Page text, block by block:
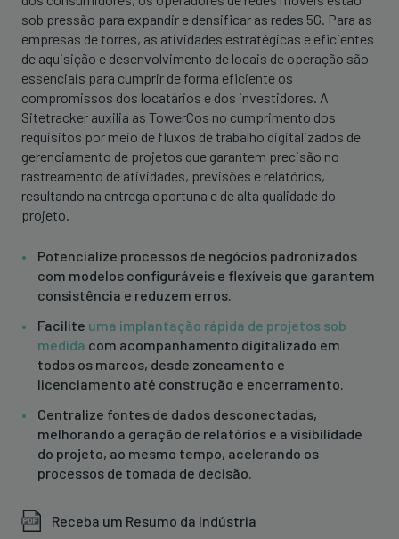
sob pressão para expandir e densificar as redes 5G. Para as
empresas de torres, as atividades estratégicas e eficientes
de aquisição e desenvolvimento de locais de operação são
essenciais para cumprir de forma eficiente os
compromissos dos locatários e dos investidores. A
Sitetracker auxilia as TowerCos no cumprimento dos
requisitos por meio de fluxos de trabalho digitalizados de
gerenciamento de projetos que garantem precisão no
rastreamento de atividades, previsões e relatórios,
resultando na entrega oportuna e de alta qualidade do
projeto.
Potencialize processos de negócios padronizados
com modelos configuráveis e flexíveis que garantem
consistência e reduzem erros.
Facilite uma implantação rápida de projetos sob
medida com acompanhamento digitalizado em
todos os marcos, desde zoneamento e
licenciamento até construção e encerramento.
Centralize fontes de dados desconectadas,
melhorando a geração de relatórios e a visibilidade
do projeto, ao mesmo tempo, acelerando os
processos de tomada de decisão.
Receba um Resumo da Indústria